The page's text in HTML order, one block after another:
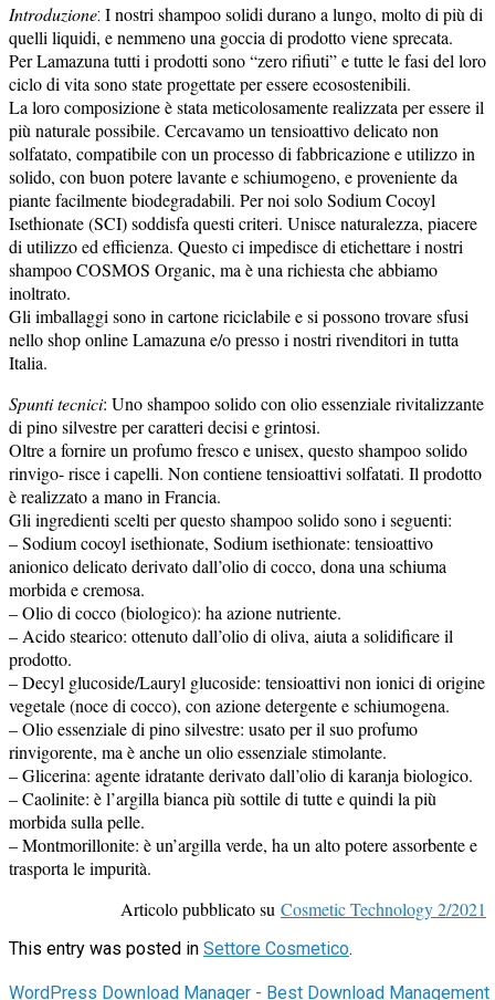
Introduzione: I nostri shampoo solidi durano a lungo, molto di più di
quelli liquidi, e nemmeno una goccia di prodotto viene sprecata.
Per Lamazuna tutti i prodotti sono “zero rifiuti” e tutte le fasi del loro
ciclo di vita sono state progettate per essere ecosostenibili.
La loro composizione è stata meticolosamente realizzata per essere il
più naturale possibile. Cercavamo un tensioattivo delicato non
solfatato, compatibile con un processo di fabbricazione e utilizzo in
solido, con buon potere lavante e schiumogeno, e proveniente da
piante facilmente biodegradabili. Per noi solo Sodium Cocoyl
Isethionate (SCI) soddisfa questi criteri. Unisce naturalezza, piacere
di utilizzo ed efficienza. Questo ci impedisce di etichettare i nostri
shampoo COSMOS Organic, ma è una richiesta che abbiamo
inoltrato.
Gli imballaggi sono in cartone riciclabile e si possono trovare sfusi
nello shop online Lamazuna e/o presso i nostri rivenditori in tutta
Italia.
Spunti tecnici: Uno shampoo solido con olio essenziale rivitalizzante
di pino silvestre per caratteri decisi e grintosi.
Oltre a fornire un profumo fresco e unisex, questo shampoo solido
rinvigo- risce i capelli. Non contiene tensioattivi solfatati. Il prodotto
è realizzato a mano in Francia.
Gli ingredienti scelti per questo shampoo solido sono i seguenti:
– Sodium cocoyl isethionate, Sodium isethionate: tensioattivo
anionico delicato derivato dall’olio di cocco, dona una schiuma
morbida e cremosa.
– Olio di cocco (biologico): ha azione nutriente.
– Acido stearico: ottenuto dall’olio di oliva, aiuta a solidificare il
prodotto.
– Decyl glucoside/Lauryl glucoside: tensioattivi non ionici di origine
vegetale (noce di cocco), con azione detergente e schiumogena.
– Olio essenziale di pino silvestre: usato per il suo profumo
rinvigorente, ma è anche un olio essenziale stimolante.
– Glicerina: agente idratante derivato dall’olio di karanja biologico.
– Caolinite: è l’argilla bianca più sottile di tutte e quindi la più
morbida sulla pelle.
– Montmorillonite: è un’argilla verde, ha un alto potere assorbente e
trasporta le impurità.
Articolo pubblicato su Cosmetic Technology 2/2021
This entry was posted in Settore Cosmetico.
WordPress Download Manager - Best Download Management